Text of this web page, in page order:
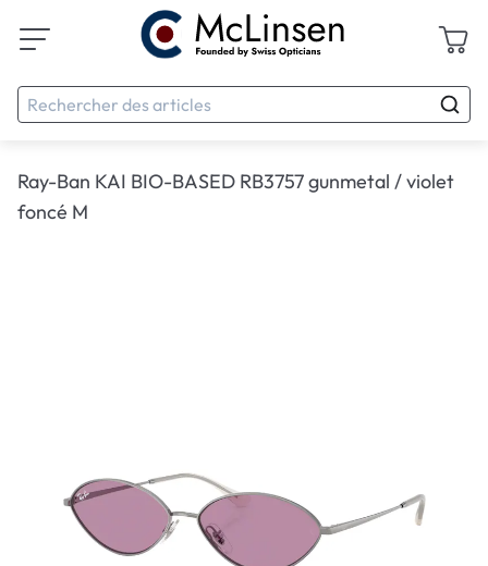
Ray-Ban KAI BIO-BASED RB3757 gunmetal / violet
foncé M